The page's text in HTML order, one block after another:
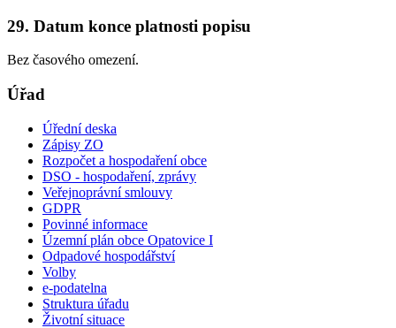
29. Datum konce platnosti popisu
Bez časového omezení.
Úřad
Úřední deska
Zápisy ZO
Rozpočet a hospodaření obce
DSO - hospodaření, zprávy
Veřejnoprávní smlouvy
GDPR
Povinné informace
Územní plán obce Opatovice I
Odpadové hospodářství
Volby
e-podatelna
Struktura úřadu
Životní situace